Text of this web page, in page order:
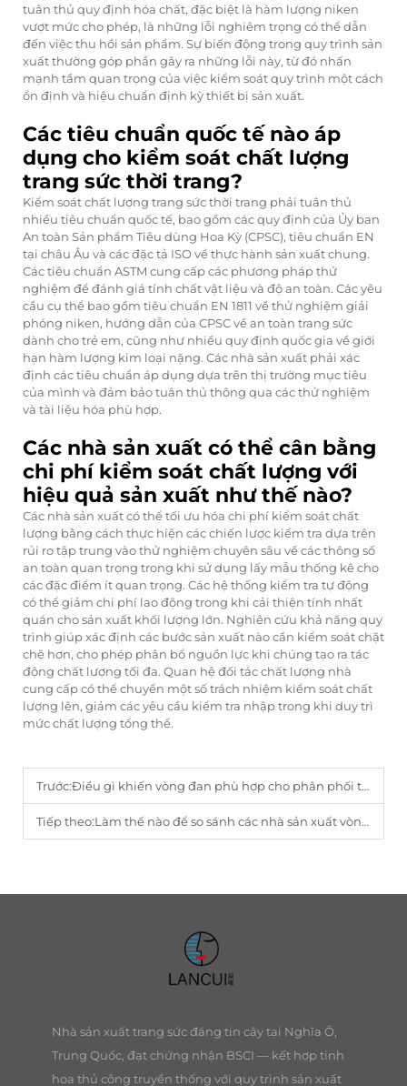
tuân thủ quy định hóa chất, đặc biệt là hàm lượng niken
vượt mức cho phép, là những lỗi nghiêm trọng có thể dẫn
đến việc thu hồi sản phẩm. Sự biến động trong quy trình sản
xuất thường góp phần gây ra những lỗi này, từ đó nhấn
mạnh tầm quan trọng của việc kiểm soát quy trình một cách
ổn định và hiệu chuẩn định kỳ thiết bị sản xuất.
Các tiêu chuẩn quốc tế nào áp
dụng cho kiểm soát chất lượng
trang sức thời trang?
Kiểm soát chất lượng trang sức thời trang phải tuân thủ
nhiều tiêu chuẩn quốc tế, bao gồm các quy định của Ủy ban
An toàn Sản phẩm Tiêu dùng Hoa Kỳ (CPSC), tiêu chuẩn EN
tại châu Âu và các đặc tả ISO về thực hành sản xuất chung.
Các tiêu chuẩn ASTM cung cấp các phương pháp thử
nghiệm để đánh giá tính chất vật liệu và độ an toàn. Các yêu
cầu cụ thể bao gồm tiêu chuẩn EN 1811 về thử nghiệm giải
phóng niken, hướng dẫn của CPSC về an toàn trang sức
dành cho trẻ em, cũng như nhiều quy định quốc gia về giới
hạn hàm lượng kim loại nặng. Các nhà sản xuất phải xác
định các tiêu chuẩn áp dụng dựa trên thị trường mục tiêu
của mình và đảm bảo tuân thủ thông qua các thử nghiệm
và tài liệu hóa phù hợp.
Các nhà sản xuất có thể cân bằng
chi phí kiểm soát chất lượng với
hiệu quả sản xuất như thế nào?
Các nhà sản xuất có thể tối ưu hóa chi phí kiểm soát chất
lượng bằng cách thực hiện các chiến lược kiểm tra dựa trên
rủi ro tập trung vào thử nghiệm chuyên sâu về các thông số
an toàn quan trọng trong khi sử dụng lấy mẫu thống kê cho
các đặc điểm ít quan trọng. Các hệ thống kiểm tra tự động
có thể giảm chi phí lao động trong khi cải thiện tính nhất
quán cho sản xuất khối lượng lớn. Nghiên cứu khả năng quy
trình giúp xác định các bước sản xuất nào cần kiểm soát chặt
chẽ hơn, cho phép phân bổ nguồn lực khi chúng tạo ra tác
động chất lượng tối đa. Quan hệ đối tác chất lượng nhà
cung cấp có thể chuyển một số trách nhiệm kiểm soát chất
lượng lên, giảm các yêu cầu kiểm tra nhập trong khi duy trì
mức chất lượng tổng thể.
Trước:Điều gì khiến vòng đan phù hợp cho phân phối thương mại?
Tiếp theo:Làm thế nào để so sánh các nhà sản xuất vòng tay dệt cho nguồn cung B2B?
Nhà sản xuất trang sức đáng tin cậy tại Nghĩa Ô,
Trung Quốc, đạt chứng nhận BSCI — kết hợp tinh
hoa thủ công truyền thống với quy trình sản xuất